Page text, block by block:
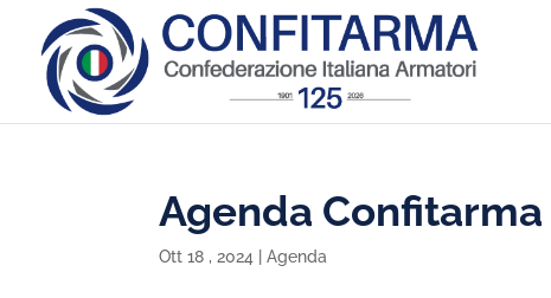
Agenda
Ott 18 , 2024 |Agenda